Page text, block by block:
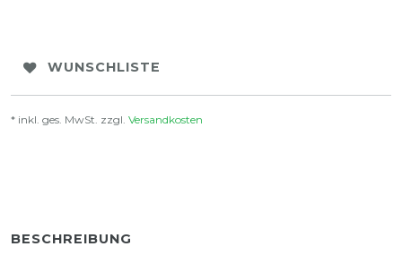
WUNSCHLISTE
* inkl. ges. MwSt. zzgl. Versandkosten
BESCHREIBUNG